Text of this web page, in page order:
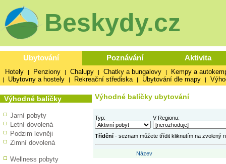
Beskydy.cz
Ubytování Poznávání Aktivita
Hotely | Penziony | Chalupy | Chatky a bungalovy | Kempy a
| Ubytovny a hostely | Rekreační střediska | Ubytování dle mapy |
Výhodné balíčky
Jarní pobyty
Letní dovolená
Podzim levněji
Zimní dovolená
Wellness pobyty
Výhodné balíčky ubytování
Typ: V Regionu:
Třídění - seznam můžete třídit kliknutím na zvolený
Název